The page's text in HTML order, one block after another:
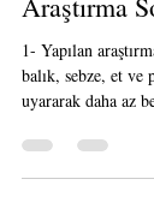
Araştırma
1- Yapılan
balık, sebze, et
uyararak daha az